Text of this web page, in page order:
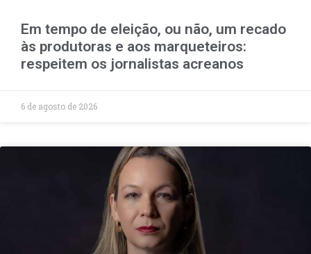
Em tempo de eleição, ou não, um recado
às produtoras e aos marqueteiros:
respeitem os jornalistas acreanos
6 de agosto de 2026